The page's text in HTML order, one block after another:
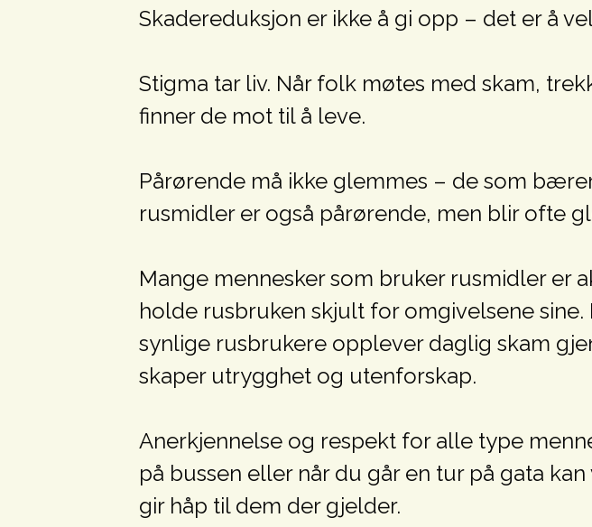
Skadereduksjon er ikke å gi opp – det er å
Stigma tar liv. Når folk møtes med skam,
finner de mot til å leve.
Pårørende må ikke glemmes – de som
rusmidler er også pårørende, men blir ofte
Mange mennesker som bruker rusmidler er
holde rusbruken skjult for omgivelsene
synlige rusbrukere opplever daglig skam
skaper utrygghet og utenforskap.
Anerkjennelse og respekt for alle type
på bussen eller når du går en tur på gata
gir håp til dem der gjelder.